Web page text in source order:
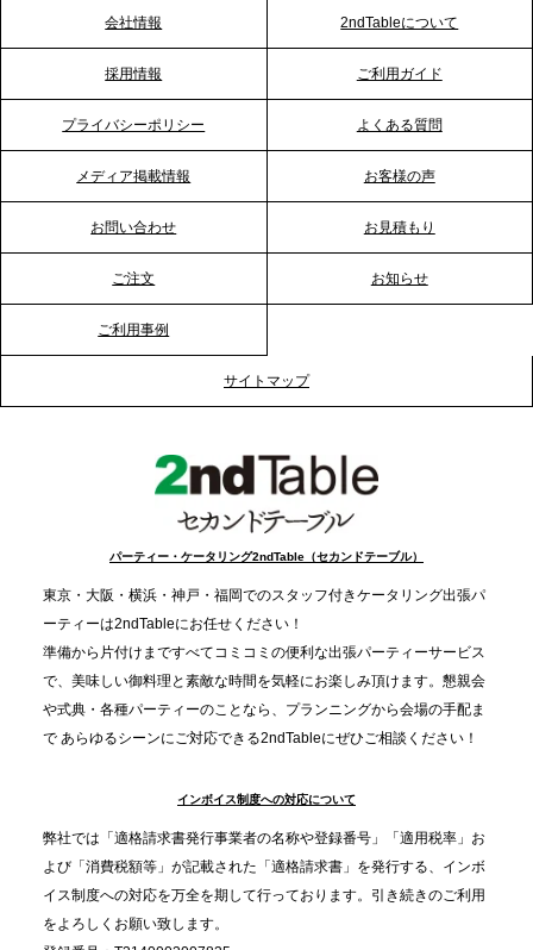
RKB毎日放送「RKB NEWS」で、2ndTable「恵方
巻きケータリング」が紹介されました
2026.1.20
ーションを活性化
2025.12.12
事提供を実施へ
TBS「Nスタ」で、2ndTable「1DISH」が紹介され
2025.11.21
プレスリリースのご案内｜忘年会は“移動時間ゼロ
分”の時代へ。法人注文が前年比5倍に伸びた「宅配
オードブル」が提案する、新しい乾杯文化
プレスリリースのご案内｜職場で完結する“忘年会・
納会ケータリング”が人気。幹事負担を軽減し、社内
コミュニケーションを促進
会社情報 2ndTableについて
採用情報 ご利用ガイド
プライバシーポリシー よくある質問
メディア掲載情報 お客様の声
お問い合わせ お見積もり
ご注文 お知らせ
ご利用事例
サイトマップ
パーティー・ケータリング2ndTable（セカンドテーブル）
東京・大阪・横浜・神戸・福岡でのスタッフ付きケータリング出張パ
ーティーは2ndTableにお任せください！
準備から片付けまですべてコミコミの便利な出張パーティーサービス
で、美味しい御料理と素敵な時間を気軽にお楽しみ頂けます。懇親会
や式典・各種パーティーのことなら、プランニングから会場の手配ま
で あらゆるシーンにご対応できる2ndTableにぜひご相談ください！
インボイス制度への対応について
弊社では「適格請求書発行事業者の名称や登録番号」「適用税率」お
よび「消費税額等」が記載された「適格請求書」を発行する、インボ
イス制度への対応を万全を期して行っております。引き続きのご利用
をよろしくお願い致します。